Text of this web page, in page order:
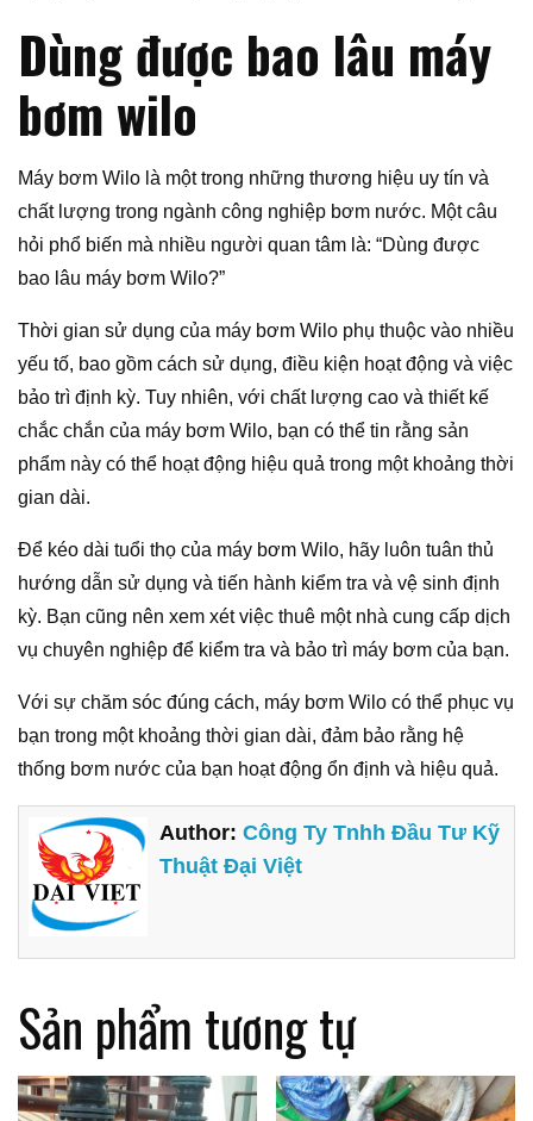
Dùng được bao lâu máy
bơm wilo
Máy bơm Wilo là một trong những thương hiệu uy tín và
chất lượng trong ngành công nghiệp bơm nước. Một câu
hỏi phổ biến mà nhiều người quan tâm là: “Dùng được
bao lâu máy bơm Wilo?”
Thời gian sử dụng của máy bơm Wilo phụ thuộc vào nhiều
yếu tố, bao gồm cách sử dụng, điều kiện hoạt động và việc
bảo trì định kỳ. Tuy nhiên, với chất lượng cao và thiết kế
chắc chắn của máy bơm Wilo, bạn có thể tin rằng sản
phẩm này có thể hoạt động hiệu quả trong một khoảng thời
gian dài.
Để kéo dài tuổi thọ của máy bơm Wilo, hãy luôn tuân thủ
hướng dẫn sử dụng và tiến hành kiểm tra và vệ sinh định
kỳ. Bạn cũng nên xem xét việc thuê một nhà cung cấp dịch
vụ chuyên nghiệp để kiểm tra và bảo trì máy bơm của bạn.
Với sự chăm sóc đúng cách, máy bơm Wilo có thể phục vụ
bạn trong một khoảng thời gian dài, đảm bảo rằng hệ
thống bơm nước của bạn hoạt động ổn định và hiệu quả.
Author:Công Ty Tnhh Đầu Tư Kỹ
Thuật Đại Việt
Sản phẩm tương tự